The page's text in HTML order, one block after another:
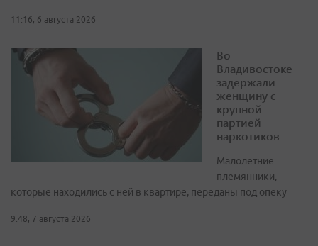
11:16, 6 августа 2026
Во
Владивостоке
задержали
женщину с
крупной
партией
наркотиков
Малолетние
племянники,
которые находились с ней в квартире, переданы под опеку
9:48, 7 августа 2026